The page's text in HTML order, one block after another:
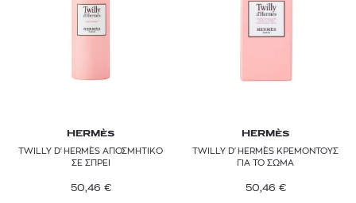
HERMÈS
TWILLY D'HERMÈS ΑΠΟΣΜΗΤΙΚΟ
ΣΕ ΣΠΡΕΙ
50,46 €
HERMÈS
TWILLY D'HERMÈS ΚΡΕΜΟΝΤΟΥΣ
ΓΙΑ ΤΟ ΣΩΜΑ
50,46 €